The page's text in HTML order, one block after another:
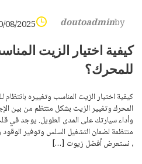
by
doutoadmin
08/2025
كيفية اختيار الزيت
للمحرك؟
كيفية اختيار الزيت المناسب وتغييره
المحرك وتغيير الزيت بشكل منتظم من بين
وأداء سيارتك على المدى الطويل. يوجد في
منتظمة لضمان التشغيل السلس وتوفير الوقود
، نستعرض أفضل زيوت […]